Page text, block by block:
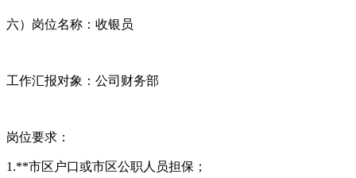
六）岗位名称：收银员
工作汇报对象：公司财务部
岗位要求：
1.**市区户口或市区公职人员担保；